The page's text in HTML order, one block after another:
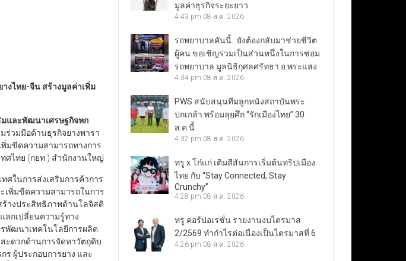
งไทย-จีน สร้างมูลค่าเพิ่ม
มและพัฒนาเศรษฐกิจหก
ร่วมมือด้านธุรกิจยางพารา
มขีดความสามารถทางการ
ศไทย (กยท.) สำนักงานใหญ่
ศในการส่งเสริมการค้าการ
เพิ่มขีดความสามารถในการ
างประสิทธิภาพด้านโลจิสติ
ลกเปลี่ยนความรู้ทาง
พัฒนาเทคโนโลยีการผลิต
ะดวกด้านการจัดหาวัตถุดิบ
ผู้ประกอบการยาง และ
มูลค่าธุรกิจระยะยาว
4:43 pm 08 ส.ค. 2026
รถพยาบาลคันนี้…ยังต้องกลับมาช่วยชีวิต
ผู้คน ขอเชิญร่วมเป็นส่วนหนึ่งในการซ่อม
รถพยาบาล มูลนิธิกุศลศรัทธา อ.พระแสง
4:34 pm 08 ส.ค. 2026
PWS สนับสนุนทีมลูกหนังสถาบันพระ
ปกเกล้า พร้อมลุยศึก “รักเมืองไทย” 30
ส.ค.นี้
4:32 pm 08 ส.ค. 2026
ทรู x โก๋แก่ เติมสีสันการเริ่มต้นทริปเมือง
ไทย กับ “Stay Connected, Stay
Crunchy”
4:28 pm 08 ส.ค. 2026
ทรู คอร์ปอเรชั่น รายงานงบไตรมาส
2/2569 ทำกำไรต่อเนื่องเป็นไตรมาสที่ 6
4:26 pm 08 ส.ค. 2026